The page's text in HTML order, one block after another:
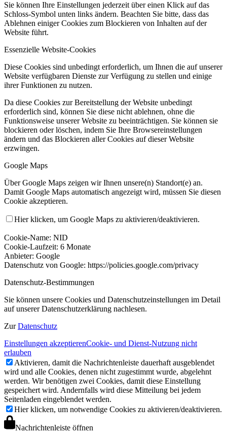
Sie können Ihre Einstellungen jederzeit über einen Klick auf das
Schloss-Symbol unten links ändern. Beachten Sie bitte, dass das
Ablehnen einiger Cookies zum Blockieren von Inhalten auf der
Website führt.
Essenzielle Website-Cookies
Diese Cookies sind unbedingt erforderlich, um Ihnen die auf unserer
Website verfügbaren Dienste zur Verfügung zu stellen und einige
ihrer Funktionen zu nutzen.
Da diese Cookies zur Bereitstellung der Website unbedingt
erforderlich sind, können Sie diese nicht ablehnen, ohne die
Funktionsweise unserer Website zu beeinträchtigen. Sie können sie
blockieren oder löschen, indem Sie Ihre Browsereinstellungen
ändern und das Blockieren aller Cookies auf dieser Website
erzwingen.
Google Maps
Über Google Maps zeigen wir Ihnen unsere(n) Standort(e) an.
Damit Google Maps automatisch angezeigt wird, müssen Sie diesen
Cookie akzeptieren.
Hier klicken, um Google Maps zu aktivieren/deaktivieren.
Cookie-Name: NID
Cookie-Laufzeit: 6 Monate
Anbieter: Google
Datenschutz von Google: https://policies.google.com/privacy
Datenschutz-Bestimmungen
Sie können unsere Cookies und Datenschutzeinstellungen im Detail
auf unserer Datenschutzerklärung nachlesen.
ZurDatenschutz
Einstellungen akzeptierenCookie- und Dienst-Nutzung nicht
erlauben
Aktivieren, damit die Nachrichtenleiste dauerhaft ausgeblendet
wird und alle Cookies, denen nicht zugestimmt wurde, abgelehnt
werden. Wir benötigen zwei Cookies, damit diese Einstellung
gespeichert wird. Andernfalls wird diese Mitteilung bei jedem
Seitenladen eingeblendet werden.
Hier klicken, um notwendige Cookies zu aktivieren/deaktivieren.
Nachrichtenleiste öffnen